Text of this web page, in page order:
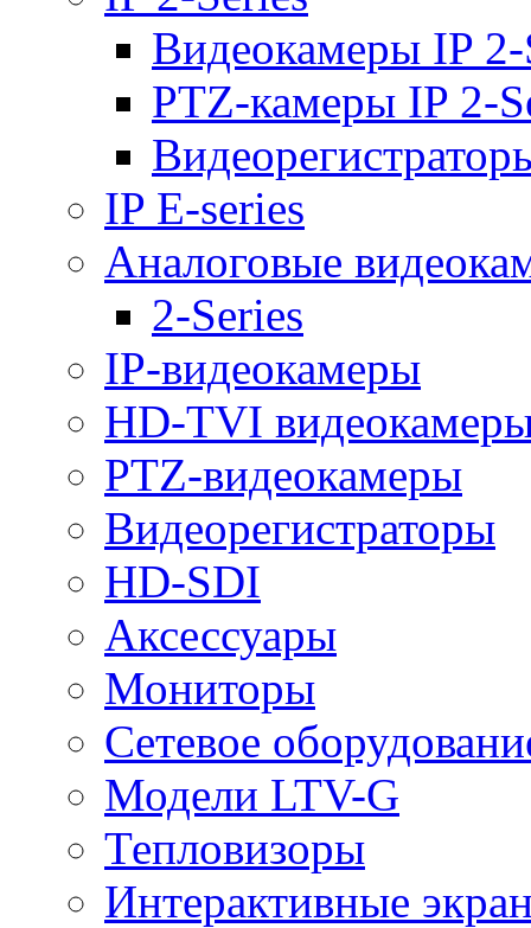
Видеокамеры IP 2-
PTZ-камеры IP 2-
IP E-series
Аналоговые
2-Series
IP-видеокамеры
HD-TVI
PTZ-видеокамеры
Видеорегистраторы
HD-SDI
Аксессуары
Мониторы
Сетевое
Модели LTV-G
Тепловизоры
Интерактивные